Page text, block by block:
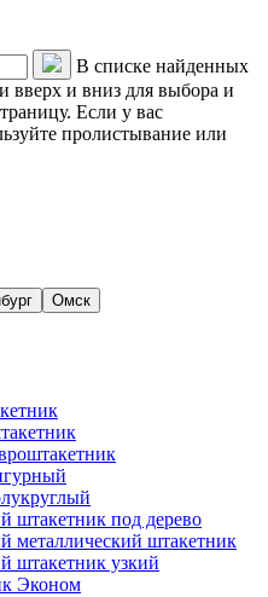
В списке найденных
вверх и вниз для выбора и
Если у вас
пролистывание или
Омск
штакетник под дерево
металлический штакетник
штакетник узкий
Эконом